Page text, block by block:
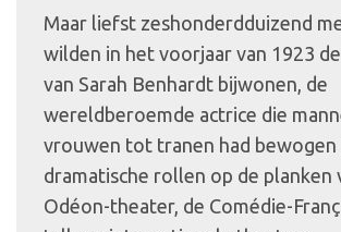
Maar liefst zeshonderdduizend
wilden in het voorjaar van 1923
van Sarah Benhardt bijwonen, de
wereldberoemde actrice die
vrouwen tot tranen had bewogen
dramatische rollen op de planken
Odéon-theater, de Comédie-